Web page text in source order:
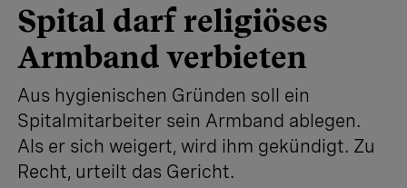
Spital darf religiöses
Armband verbieten
Aus hygienischen Gründen soll ein
Spitalmitarbeiter sein Armband ablegen.
Als er sich weigert, wird ihm gekündigt. Zu
Recht, urteilt das Gericht.